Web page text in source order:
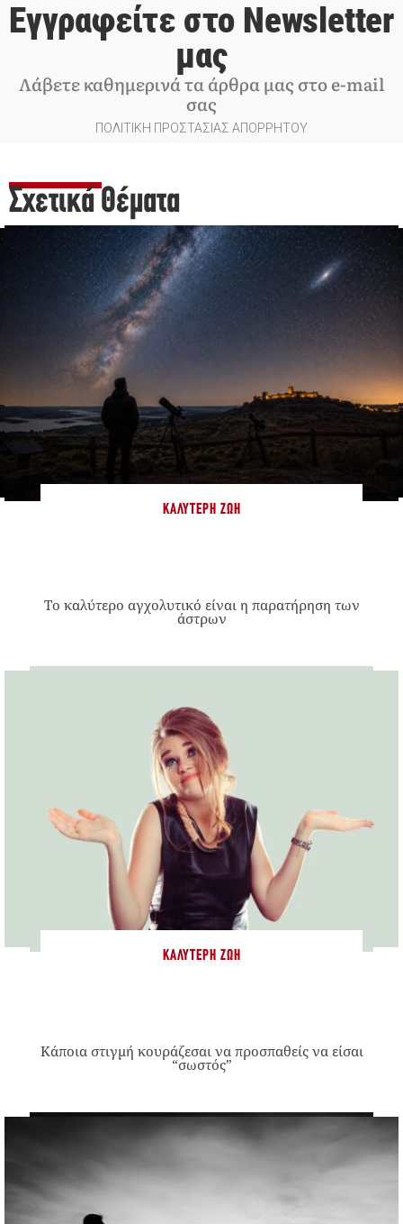
Εγγραφείτε στο Newsletter
μας
Λάβετε καθημερινά τα άρθρα μας στο e-mail
σας
ΠΟΛΙΤΙΚΗ ΠΡΟΣΤΑΣΙΑΣ ΑΠΟΡΡΗΤΟΥ
Σχετικά Θέματα
ΚΑΛΎΤΕΡΗ ΖΩΉ
Το καλύτερο αγχολυτικό είναι η παρατήρηση των
άστρων
ΚΑΛΎΤΕΡΗ ΖΩΉ
Κάποια στιγμή κουράζεσαι να προσπαθείς να είσαι
“σωστός”